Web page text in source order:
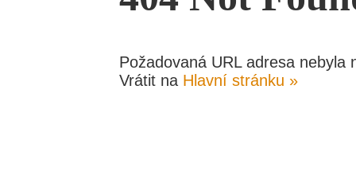
KONTAKT
Požadovaná URL adresa nebyla
Vrátit na Hlavní stránku »